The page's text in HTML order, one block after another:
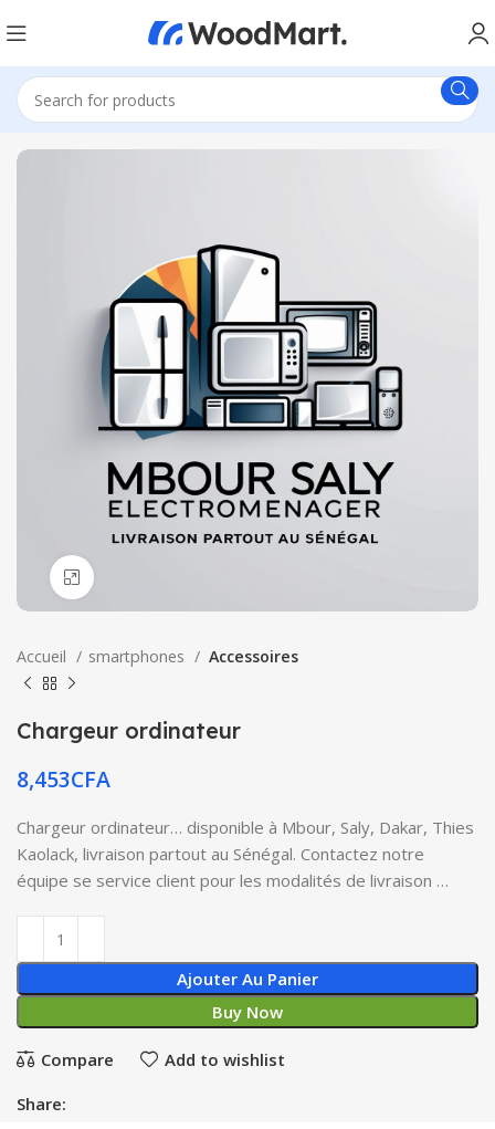
Accueil smartphones Accessoires
Chargeur ordinateur
8,453CFA
Chargeur ordinateur… disponible à Mbour, Saly, Dakar, Thies
Kaolack, livraison partout au Sénégal. Contactez notre
équipe se service client pour les modalités de livraison …
Ajouter Au Panier
Buy Now
Compare Add to wishlist
Share: